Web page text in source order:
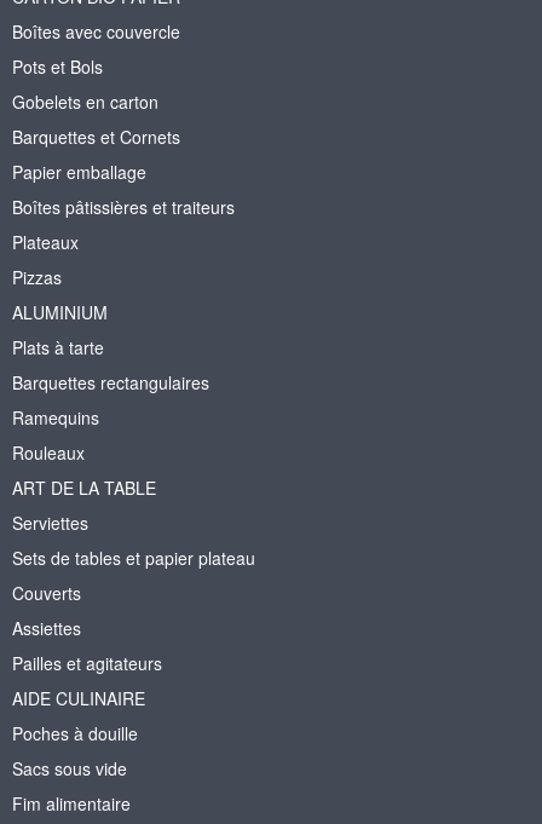
Boîtes avec couvercle
Pots et Bols
Gobelets en carton
Barquettes et Cornets
Papier emballage
Boîtes pâtissières et traiteurs
Plateaux
Pizzas
ALUMINIUM
Plats à tarte
Barquettes rectangulaires
Ramequins
Rouleaux
ART DE LA TABLE
Serviettes
Sets de tables et papier plateau
Couverts
Assiettes
Pailles et agitateurs
AIDE CULINAIRE
Poches à douille
Sacs sous vide
Fim alimentaire